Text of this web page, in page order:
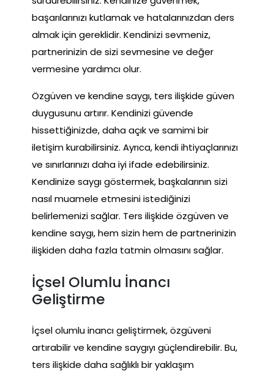
başarılarınızı kutlamak ve hatalarınızdan ders
almak için gereklidir. Kendinizi sevmeniz,
partnerinizin de sizi sevmesine ve değer
vermesine yardımcı olur.
Özgüven ve kendine saygı, ters ilişkide güven
duygusunu artırır. Kendinizi güvende
hissettiğinizde, daha açık ve samimi bir
iletişim kurabilirsiniz. Ayrıca, kendi ihtiyaçlarınızı
ve sınırlarınızı daha iyi ifade edebilirsiniz.
Kendinize saygı göstermek, başkalarının sizi
nasıl muamele etmesini istediğinizi
belirlemenizi sağlar. Ters ilişkide özgüven ve
kendine saygı, hem sizin hem de partnerinizin
ilişkiden daha fazla tatmin olmasını sağlar.
İçsel Olumlu İnancı
Geliştirme
İçsel olumlu inancı geliştirmek, özgüveni
artırabilir ve kendine saygıyı güçlendirebilir. Bu,
ters ilişkide daha sağlıklı bir yaklaşım